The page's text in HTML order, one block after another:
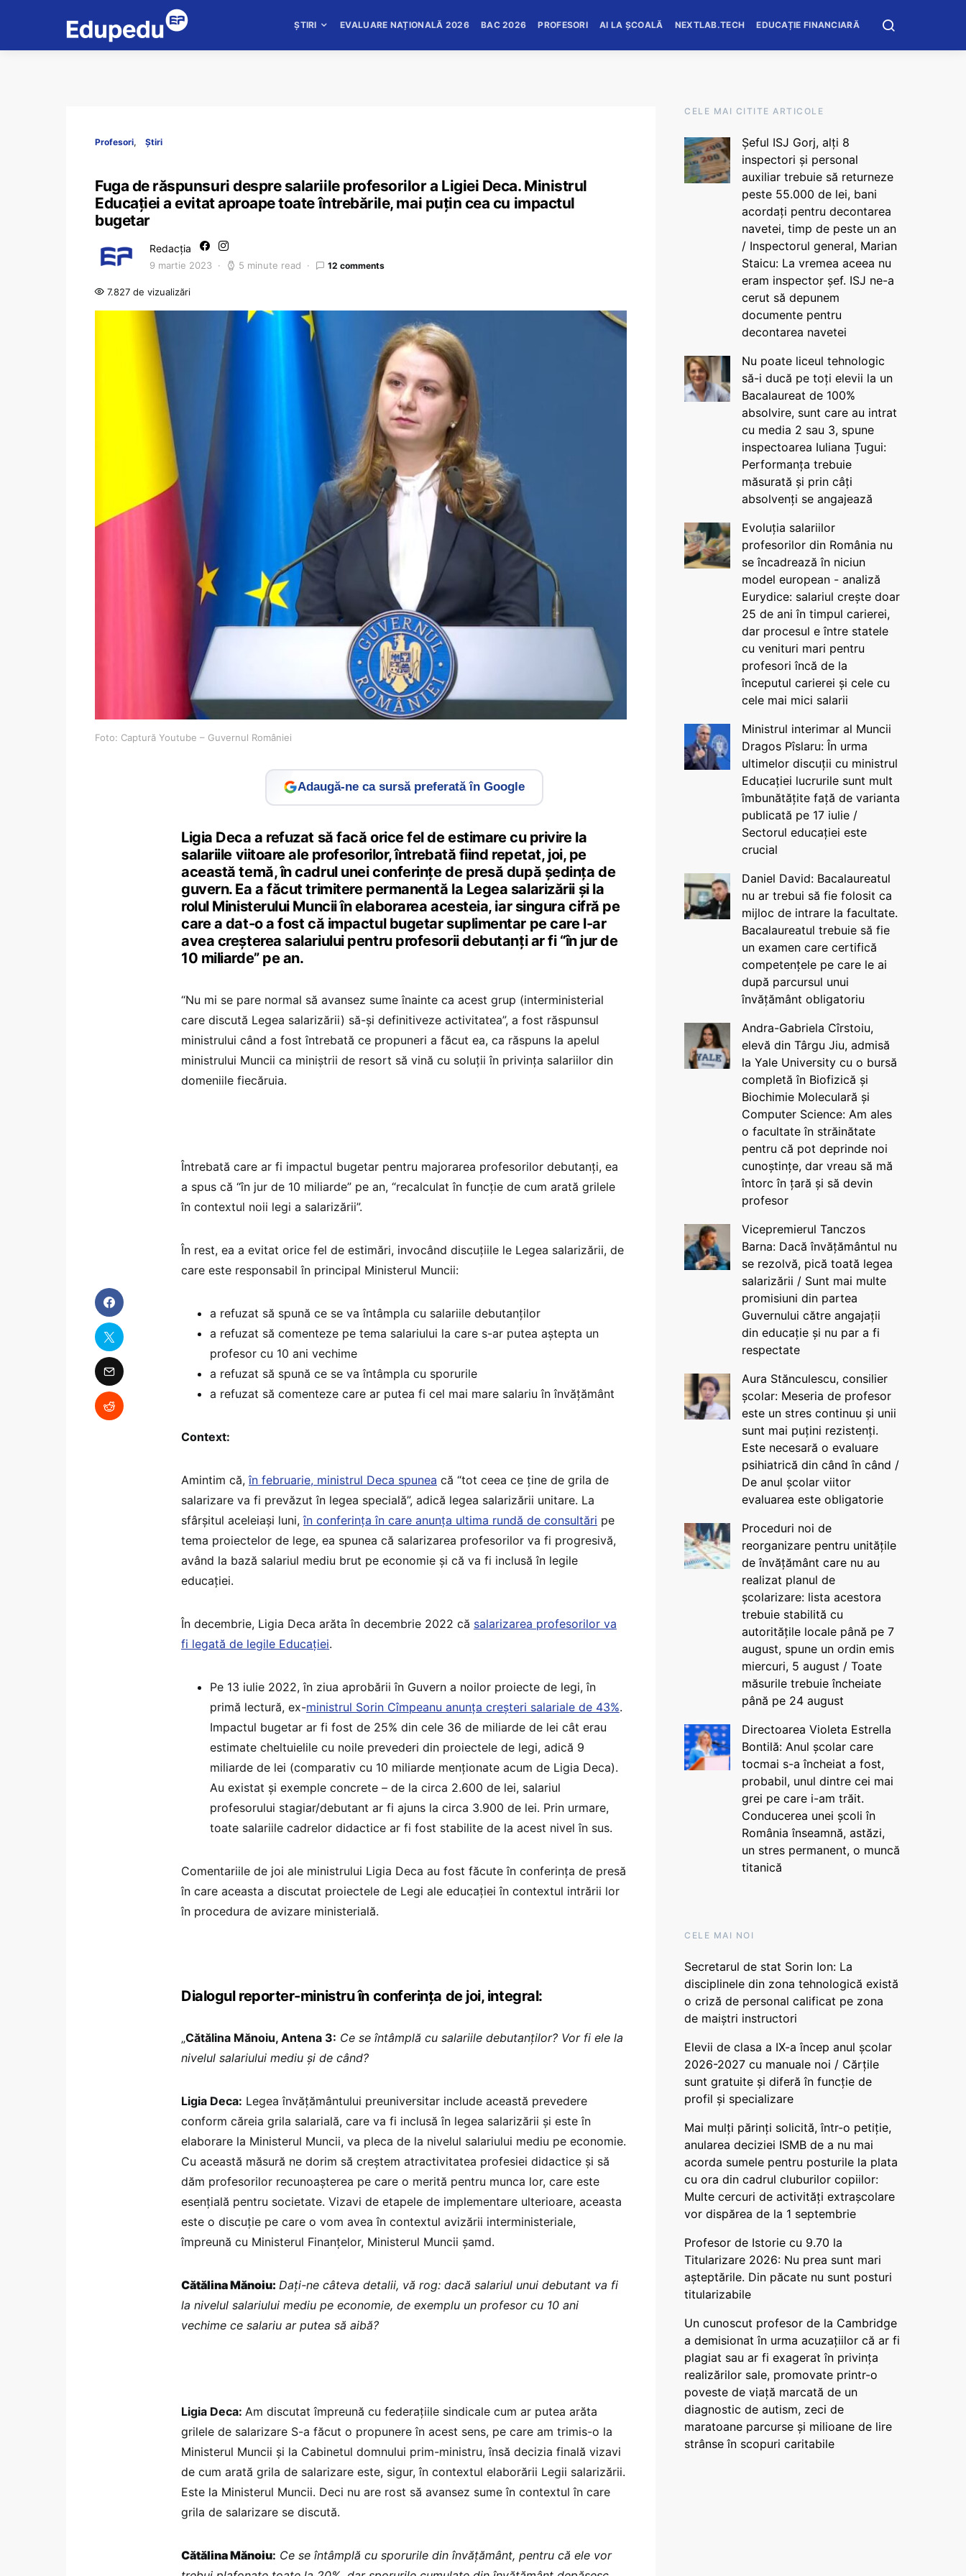
ȘTIRI EVALUARE NAȚIONALĂ 2026 BAC 2026 PROFESORI AI LA ȘCOALĂ NEXTLAB.TECH EDUCAȚIE FINANCIARĂ
Profesori Știri
Fuga de răspunsuri despre salariile profesorilor a Ligiei Deca. Ministrul
Educației a evitat aproape toate întrebările, mai puțin cea cu impactul
bugetar
Redacția
9 martie 2023 5 minute read 12 comments
7.827 de vizualizări
Foto: Captură Youtube – Guvernul României
Adaugă-ne ca sursă preferată în Google
Ligia Deca a refuzat să facă orice fel de estimare cu privire la
salariile viitoare ale profesorilor, întrebată fiind repetat, joi, pe
această temă, în cadrul unei conferințe de presă după ședința de
guvern. Ea a făcut trimitere permanentă la Legea salarizării și la
rolul Ministerului Muncii în elaborarea acesteia, iar singura cifră pe
care a dat-o a fost că impactul bugetar suplimentar pe care l-ar
avea creșterea salariului pentru profesorii debutanți ar fi “în jur de
10 miliarde” pe an.
“Nu mi se pare normal să avansez sume înainte ca acest grup (interministerial
care discută Legea salarizării) să-și definitiveze activitatea”, a fost răspunsul
ministrului când a fost întrebată ce propuneri a făcut ea, ca răspuns la apelul
ministrului Muncii ca miniștrii de resort să vină cu soluții în privința salariilor din
domeniile fiecăruia.
Întrebată care ar fi impactul bugetar pentru majorarea profesorilor debutanți, ea
a spus că “în jur de 10 miliarde” pe an, “recalculat în funcție de cum arată grilele
în contextul noii legi a salarizării”.
În rest, ea a evitat orice fel de estimări, invocând discuțiile le Legea salarizării, de
care este responsabil în principal Ministerul Muncii:
a refuzat să spună ce se va întâmpla cu salariile debutanților
a refuzat să comenteze pe tema salariului la care s-ar putea aștepta un
profesor cu 10 ani vechime
a refuzat să spună ce se va întâmpla cu sporurile
a refuzat să comenteze care ar putea fi cel mai mare salariu în învățământ
Context:
Amintim că,în februarie, ministrul Deca spunea că “tot ceea ce ține de grila de
salarizare va fi prevăzut în legea specială”, adică legea salarizării unitare. La
sfârșitul aceleiași luni,în conferința în care anunța ultima rundă de consultări pe
tema proiectelor de lege, ea spunea că salarizarea profesorilor va fi progresivă,
având la bază salariul mediu brut pe economie și că va fi inclusă în legile
educației.
În decembrie, Ligia Deca arăta în decembrie 2022 că salarizarea profesorilor va
fi legată de legile Educației.
Pe 13 iulie 2022, în ziua aprobării în Guvern a noilor proiecte de legi, în
primă lectură, ex-ministrul Sorin Cîmpeanu anunța creșteri salariale de 43%.
Impactul bugetar ar fi fost de 25% din cele 36 de miliarde de lei cât erau
estimate cheltuielile cu noile prevederi din proiectele de legi, adică 9
miliarde de lei (comparativ cu 10 miliarde menționate acum de Ligia Deca).
Au existat și exemple concrete – de la circa 2.600 de lei, salariul
profesorului stagiar/debutant ar fi ajuns la circa 3.900 de lei. Prin urmare,
toate salariile cadrelor didactice ar fi fost stabilite de la acest nivel în sus.
Comentariile de joi ale ministrului Ligia Deca au fost făcute în conferința de presă
în care aceasta a discutat proiectele de Legi ale educației în contextul intrării lor
în procedura de avizare ministerială.
Dialogul reporter-ministru în conferința de joi, integral:
„Cătălina Mănoiu, Antena 3: Ce se întâmplă cu salariile debutanților? Vor fi ele la
nivelul salariului mediu și de când?
Ligia Deca: Legea învățământului preuniversitar include această prevedere
conform căreia grila salarială, care va fi inclusă în legea salarizării și este în
elaborare la Ministerul Muncii, va pleca de la nivelul salariului mediu pe economie.
Cu această măsură ne dorim să creștem atractivitatea profesiei didactice și să
dăm profesorilor recunoașterea pe care o merită pentru munca lor, care este
esențială pentru societate. Vizavi de etapele de implementare ulterioare, aceasta
este o discuție pe care o vom avea în contextul avizării interministeriale,
împreună cu Ministerul Finanțelor, Ministerul Muncii șamd.
Cătălina Mănoiu: Dați-ne câteva detalii, vă rog: dacă salariul unui debutant va fi
la nivelul salariului mediu pe economie, de exemplu un profesor cu 10 ani
vechime ce salariu ar putea să aibă?
Ligia Deca: Am discutat împreună cu federațiile sindicale cum ar putea arăta
grilele de salarizare S-a făcut o propunere în acest sens, pe care am trimis-o la
Ministerul Muncii și la Cabinetul domnului prim-ministru, însă decizia finală vizavi
de cum arată grila de salarizare este, sigur, în contextul elaborării Legii salarizării.
Este la Ministerul Muncii. Deci nu are rost să avansez sume în contextul în care
grila de salarizare se discută.
Cătălina Mănoiu: Ce se întâmplă cu sporurile din învățământ, pentru că ele vor
CELE MAI CITITE ARTICOLE
Șeful ISJ Gorj, alți 8
inspectori și personal
auxiliar trebuie să returneze
peste 55.000 de lei, bani
acordați pentru decontarea
navetei, timp de peste un an
/ Inspectorul general, Marian
Staicu: La vremea aceea nu
eram inspector șef. ISJ ne-a
cerut să depunem
documente pentru
decontarea navetei
Nu poate liceul tehnologic
să-i ducă pe toți elevii la un
Bacalaureat de 100%
absolvire, sunt care au intrat
cu media 2 sau 3, spune
inspectoarea Iuliana Țugui:
Performanța trebuie
măsurată și prin câți
absolvenți se angajează
Evoluția salariilor
profesorilor din România nu
se încadrează în niciun
model european - analiză
Eurydice: salariul crește doar
25 de ani în timpul carierei,
dar procesul e între statele
cu venituri mari pentru
profesori încă de la
începutul carierei și cele cu
cele mai mici salarii
Ministrul interimar al Muncii
Dragos Pîslaru: În urma
ultimelor discuții cu ministrul
Educației lucrurile sunt mult
îmbunătățite față de varianta
publicată pe 17 iulie /
Sectorul educației este
crucial
Daniel David: Bacalaureatul
nu ar trebui să fie folosit ca
mijloc de intrare la facultate.
Bacalaureatul trebuie să fie
un examen care certifică
competențele pe care le ai
după parcursul unui
învățământ obligatoriu
Andra-Gabriela Cîrstoiu,
elevă din Târgu Jiu, admisă
la Yale University cu o bursă
completă în Biofizică și
Biochimie Moleculară și
Computer Science: Am ales
o facultate în străinătate
pentru că pot deprinde noi
cunoștințe, dar vreau să mă
întorc în țară și să devin
profesor
Vicepremierul Tanczos
Barna: Dacă învățământul nu
se rezolvă, pică toată legea
salarizării / Sunt mai multe
promisiuni din partea
Guvernului către angajații
din educație și nu par a fi
respectate
Aura Stănculescu, consilier
școlar: Meseria de profesor
este un stres continuu și unii
sunt mai puțini rezistenți.
Este necesară o evaluare
psihiatrică din când în când /
De anul școlar viitor
evaluarea este obligatorie
Proceduri noi de
reorganizare pentru unitățile
de învățământ care nu au
realizat planul de
școlarizare: lista acestora
trebuie stabilită cu
autoritățile locale până pe 7
august, spune un ordin emis
miercuri, 5 august / Toate
măsurile trebuie încheiate
până pe 24 august
Directoarea Violeta Estrella
Bontilă: Anul școlar care
tocmai s-a încheiat a fost,
probabil, unul dintre cei mai
grei pe care i-am trăit.
Conducerea unei școli în
România înseamnă, astăzi,
un stres permanent, o muncă
titanică
CELE MAI NOI
Secretarul de stat Sorin Ion: La
disciplinele din zona tehnologică există
o criză de personal calificat pe zona
de maiștri instructori
Elevii de clasa a IX-a încep anul școlar
2026-2027 cu manuale noi / Cărțile
sunt gratuite și diferă în funcție de
profil și specializare
Mai mulți părinți solicită, într-o petiție,
anularea deciziei ISMB de a nu mai
acorda sumele pentru posturile la plata
cu ora din cadrul cluburilor copiilor:
Multe cercuri de activități extrașcolare
vor dispărea de la 1 septembrie
Profesor de Istorie cu 9.70 la
Titularizare 2026: Nu prea sunt mari
așteptările. Din păcate nu sunt posturi
titularizabile
Un cunoscut profesor de la Cambridge
a demisionat în urma acuzațiilor că ar fi
plagiat sau ar fi exagerat în privința
realizărilor sale, promovate printr-o
poveste de viață marcată de un
diagnostic de autism, zeci de
maratoane parcurse și milioane de lire
strânse în scopuri caritabile